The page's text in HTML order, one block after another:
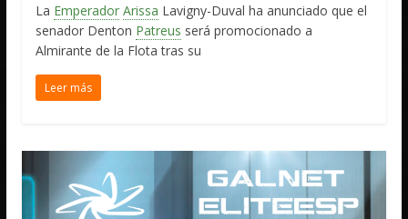
La Emperador Arissa Lavigny-Duval ha anunciado que el
senador Denton Patreus será promocionado a
Almirante de la Flota tras su
Leer más